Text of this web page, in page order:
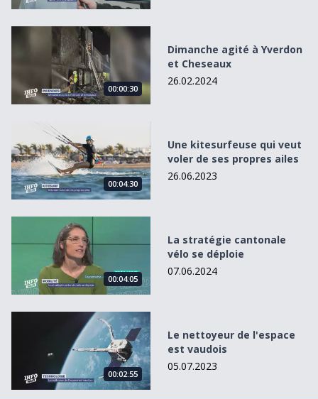
Dimanche agité à Yverdon et Cheseaux
00:00:30
Dimanche agité à Yverdon
et Cheseaux
26.02.2024
Une kitesurfeuse qui veut voler de ses propres ailes
00:04:30
Une kitesurfeuse qui veut
voler de ses propres ailes
26.06.2023
La stratégie cantonale vélo se déploie
00:04:05
La stratégie cantonale
vélo se déploie
07.06.2024
Le nettoyeur de l&#039;espace est vaudois
00:02:55
Le nettoyeur de l'espace
est vaudois
05.07.2023